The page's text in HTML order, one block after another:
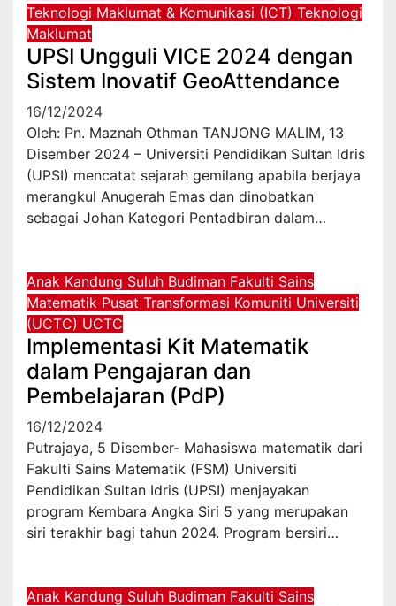
Teknologi Maklumat & Komunikasi (ICT) Teknologi
Maklumat
UPSI Ungguli VICE 2024 dengan
Sistem Inovatif GeoAttendance
16/12/2024
Oleh: Pn. Maznah Othman TANJONG MALIM, 13
Disember 2024 – Universiti Pendidikan Sultan Idris
(UPSI) mencatat sejarah gemilang apabila berjaya
merangkul Anugerah Emas dan dinobatkan
sebagai Johan Kategori Pentadbiran dalam…
Anak Kandung Suluh Budiman Fakulti Sains
Matematik Pusat Transformasi Komuniti Universiti
(UCTC) UCTC
Implementasi Kit Matematik
dalam Pengajaran dan
Pembelajaran (PdP)
16/12/2024
Putrajaya, 5 Disember- Mahasiswa matematik dari
Fakulti Sains Matematik (FSM) Universiti
Pendidikan Sultan Idris (UPSI) menjayakan
program Kembara Angka Siri 5 yang merupakan
siri terakhir bagi tahun 2024. Program bersiri…
Anak Kandung Suluh Budiman Fakulti Sains